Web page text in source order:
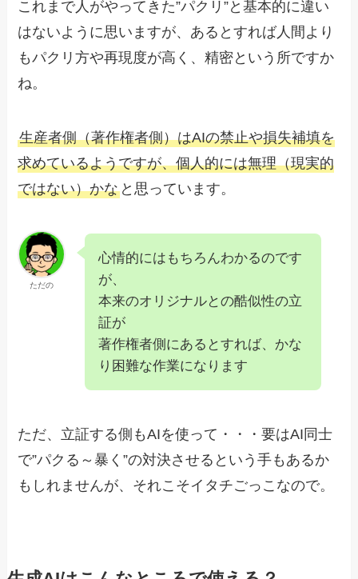
これまで人がやってきた”パクリ”と基本的に違い
はないように思いますが、あるとすれば人間より
もパクリ方や再現度が高く、精密という所ですか
ね。
生産者側（著作権者側）はAIの禁止や損失補填を
求めているようですが、個人的には無理（現実的
ではない）かな と思っています。
ただの
心情的にはもちろんわかるのです
が、
本来のオリジナルとの酷似性の立
証が
著作権者側にあるとすれば、かな
り困難な作業になります
ただ、立証する側もAIを使って・・・要はAI同士
で”パクる～暴く”の対決させるという手もあるか
もしれませんが、それこそイタチごっこなので。